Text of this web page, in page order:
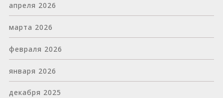
апреля 2026
марта 2026
февраля 2026
января 2026
декабря 2025